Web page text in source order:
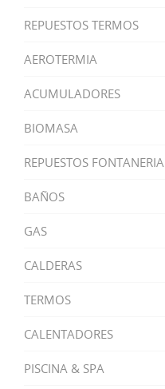
REPUESTOS TERMOS
AEROTERMIA
ACUMULADORES
BIOMASA
REPUESTOS FONTANERIA
BAÑOS
GAS
CALDERAS
TERMOS
CALENTADORES
PISCINA & SPA